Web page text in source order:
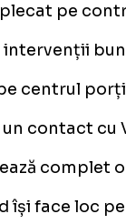
pe
intervenții
centrul
contact
complet
își face loc